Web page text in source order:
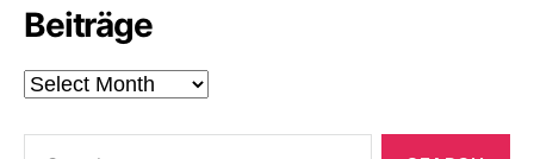
Beiträge
Beiträge